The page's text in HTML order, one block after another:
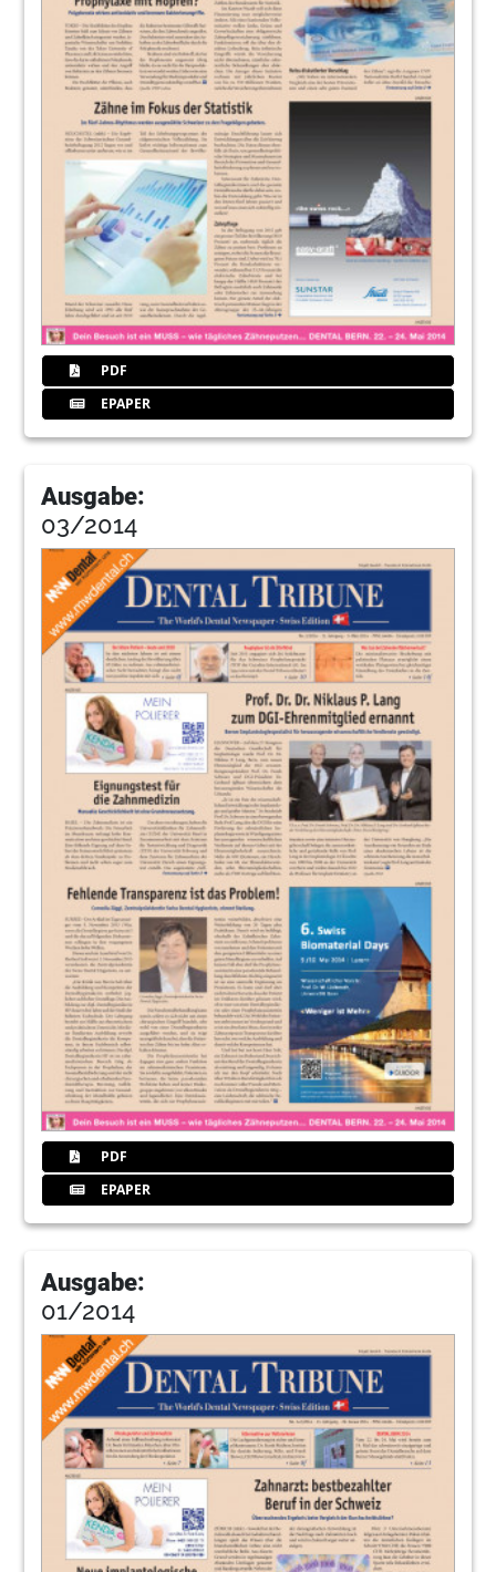
PDF
EPAPER
Ausgabe:
03/2014
PDF
EPAPER
Ausgabe:
01/2014